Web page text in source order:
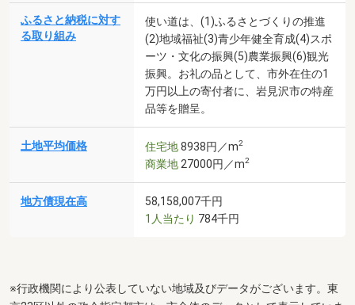
ふるさと納税に対す
る取り組み
使い道は、(1)ふるさとづくりの推進
(2)地域福祉(3)青少年健全育成(4)スポ
ーツ・文化の振興(5)農業振興(6)観光
振興。お礼の品として、市外在住の1
万円以上の寄付者に、岩見沢市の特産
品等を贈呈。
土地平均価格 住宅地8938円／m2
商業地 27000円／m2
地方債現在高
58,158,007千円
1人当たり 784千円
※行政機関により公表していない地域及びデータがございます。東